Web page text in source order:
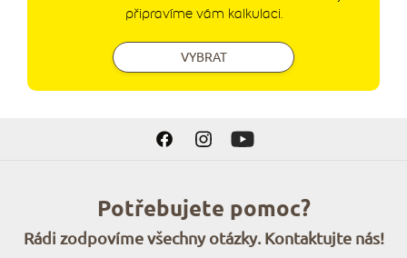
připravíme vám kalkulaci.
VYBRAT
Potřebujete pomoc?
Rádi zodpovíme všechny otázky. Kontaktujte nás!